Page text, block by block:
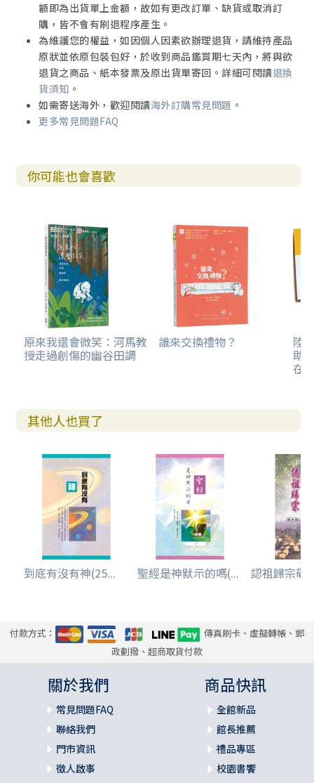
額即為出貨單上金額，故如有更改訂單、缺貨或取消訂
購，皆不會有刷退程序產生。
為維護您的權益，如因個人因素欲辦理退貨，請維持產品
原狀並依原包裝包好，於收到商品鑑賞期七天內，將與欲
退貨之商品、紙本發票及原出貨單寄回。詳細可閱讀退換
貨須知 。
如需寄送海外，歡迎閱讀海外訂購常見問題 。
更多常見問題FAQ
你可能也會喜歡
原來我還會微笑：河馬教
授走過創傷的幽谷田調
誰來交換禮物？ 陸
助
在
其他人也買了
到底有沒有神(25... 聖經是神默示的嗎(... 認祖歸宗敬
付款方式：
傳真刷卡、虛擬轉帳、郵
政劃撥、超商取貨付款
關於我們
常見問題FAQ
聯絡我們
門市資訊
徵人啟事
商品快訊
全館新品
館長推薦
禮品專區
校園書饗